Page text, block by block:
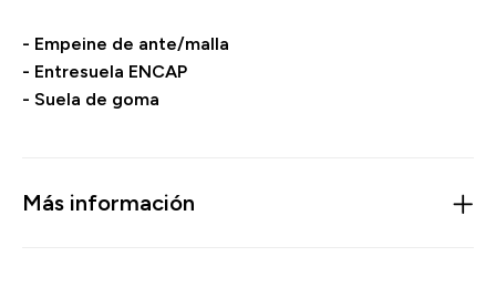
- Empeine de ante/malla
- Entresuela ENCAP
- Suela de goma
Más información